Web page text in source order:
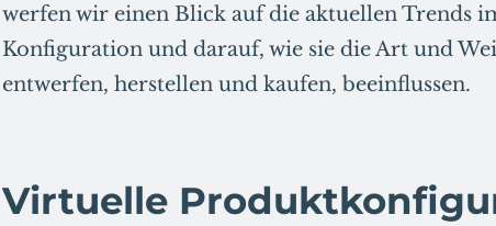
werfen wir einen Blick auf die aktuellen Trends
Konfiguration und darauf, wie sie die Art und
entwerfen, herstellen und kaufen, beeinflussen.
Virtuelle